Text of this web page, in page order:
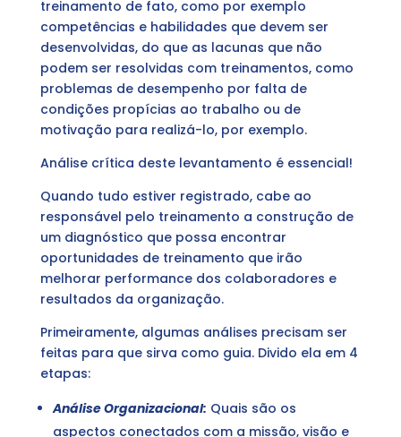
treinamento de fato, como por exemplo
competências e habilidades que devem ser
desenvolvidas, do que as lacunas que não
podem ser resolvidas com treinamentos, como
problemas de desempenho por falta de
condições propícias ao trabalho ou de
motivação para realizá-lo, por exemplo.
Análise crítica deste levantamento é essencial!
Quando tudo estiver registrado, cabe ao
responsável pelo treinamento a construção de
um diagnóstico que possa encontrar
oportunidades de treinamento que irão
melhorar performance dos colaboradores e
resultados da organização.
Primeiramente, algumas análises precisam ser
feitas para que sirva como guia. Divido ela em 4
etapas:
Análise Organizacional: Quais são os
aspectos conectados com a missão, visão e